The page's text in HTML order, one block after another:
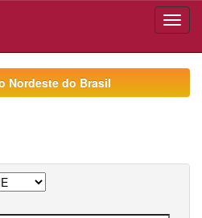
Nordeste do Brasil